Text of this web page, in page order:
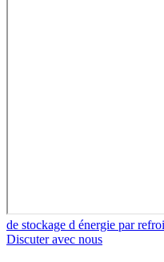
de stockage d énergie par
Discuter avec nous